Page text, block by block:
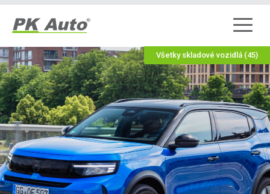
Všetky skladové vozidlá (45)